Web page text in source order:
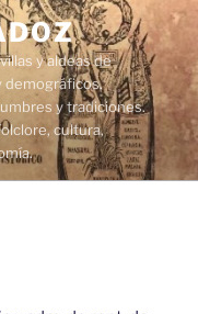
y aldeas de
demográficos.
y tradiciones.
cultura,